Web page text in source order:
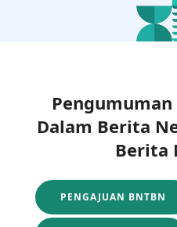
Dalam Berita
Berita
PENGAJUAN BNTBN